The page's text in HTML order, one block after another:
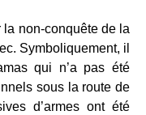
la non-conquête de la
Symboliquement, il
qui n’a pas été
sous la route de
d’armes ont été